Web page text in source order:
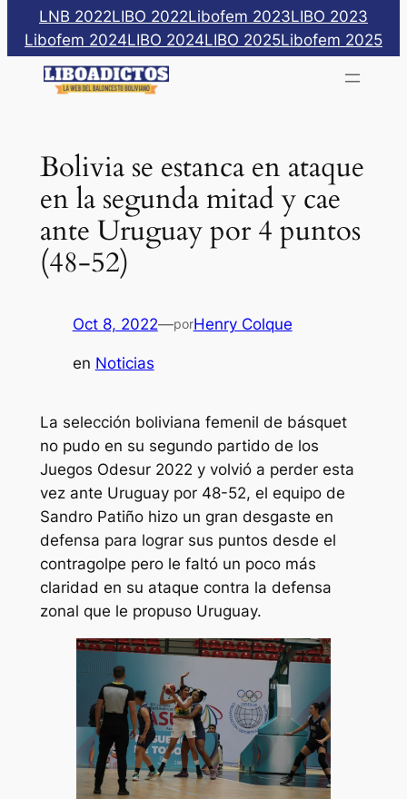
Saltar
contenido
LNB 2022LIBO 2022Libofem 2023LIBO 2023
Libofem 2024LIBO 2024LIBO 2025Libofem 2025
Bolivia se estanca en ataque
en la segunda mitad y cae
ante Uruguay por 4 puntos
(48-52)
Oct 8, 2022—porHenry Colque
en Noticias
La selección boliviana femenil de básquet
no pudo en su segundo partido de los
Juegos Odesur 2022 y volvió a perder esta
vez ante Uruguay por 48-52, el equipo de
Sandro Patiño hizo un gran desgaste en
defensa para lograr sus puntos desde el
contragolpe pero le faltó un poco más
claridad en su ataque contra la defensa
zonal que le propuso Uruguay.